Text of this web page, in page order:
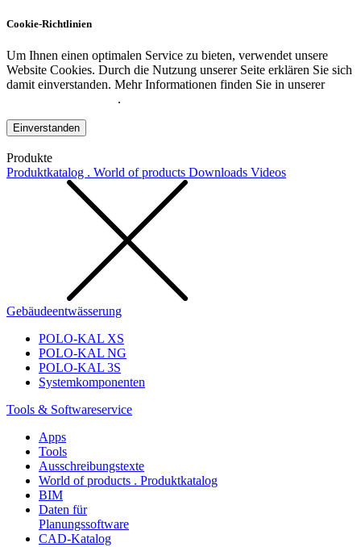
Cookie-Richtlinien
Um Ihnen einen optimalen Service zu bieten, verwendet unsere
Website Cookies. Durch die Nutzung unserer Seite erklären Sie sich
damit einverstanden. Mehr Informationen finden Sie in unserer
.
Einverstanden
Produkte
Produktkatalog . World of products Downloads Videos
Gebäudeentwässerung
POLO-KAL XS
POLO-KAL NG
POLO-KAL 3S
Systemkomponenten
Tools & Softwareservice
Apps
Tools
Ausschreibungstexte
World of products . Produktkatalog
BIM
Daten für
Planungssoftware
CAD-Katalog